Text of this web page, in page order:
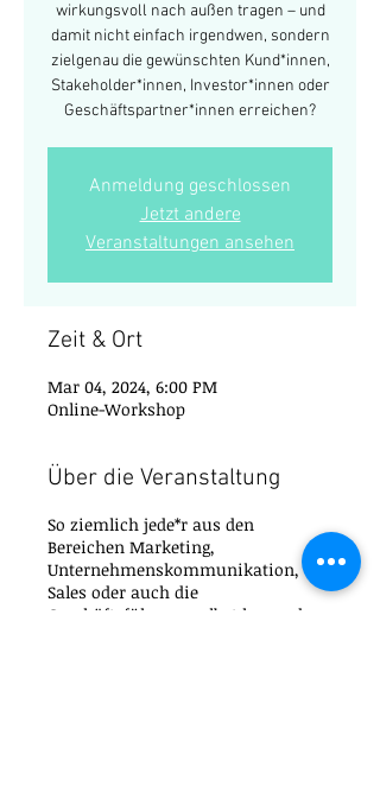
wirkungsvoll nach außen tragen – und
damit nicht einfach irgendwen, sondern
zielgenau die gewünschten Kund*innen,
Stakeholder*innen, Investor*innen oder
Geschäftspartner*innen erreichen?
Anmeldung geschlossen
Jetzt andere
Veranstaltungen ansehen
Zeit & Ort
Mar 04, 2024, 6:00 PM
Online-Workshop
Über die Veranstaltung
So ziemlich jede*r aus den
Bereichen Marketing,
Unternehmenskommunikation,
Sales oder auch die
Geschäftsführung selbst hegen den